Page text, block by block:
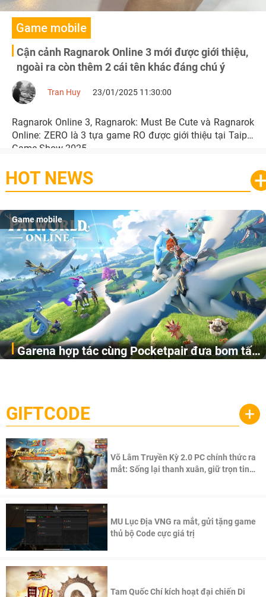
Game mobile
Cận cảnh Ragnarok Online 3 mới được giới thiệu,
ngoài ra còn thêm 2 cái tên khác đáng chú ý
Tran Huy 23/01/2025 11:30:00
Ragnarok Online 3, Ragnarok: Must Be Cute và Ragnarok
Online: ZERO là 3 tựa game RO được giới thiệu tại Taipei
Game Show 2025
HOT NEWS
Game mobile
Garena hợp tác cùng Pocketpair đưa bom tấn
cầu, theo giấy phép chính thức từ công ty game Nhật Bản
Pocketpair, Inc.
GIFTCODE +
Võ Lâm Truyền Kỳ 2.0 PC chính thức ra
mắt: Sống lại thanh xuân, giữ trọn tinh
MU Lục Địa VNG ra mắt, gửi tặng game
thủ bộ Code cực giá trị
Tam Quốc Chí kích hoạt đại chiến Di